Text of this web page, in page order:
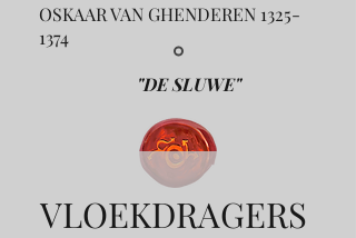
OSKAAR VAN GHENDEREN 1325-
1374
"DE SLUWE"
VLOEKDRAGERS